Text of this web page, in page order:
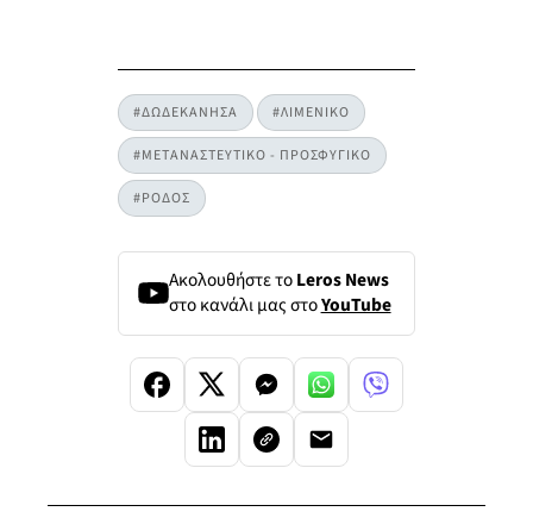
#ΔΩΔΕΚΑΝΗΣΑ #ΛΙΜΕΝΙΚΟ
#ΜΕΤΑΝΑΣΤΕΥΤΙΚΟ - ΠΡΟΣΦΥΓΙΚΟ
#ΡΟΔΟΣ
Ακολουθήστε τοLeros News
στο κανάλι μας στοYouTube